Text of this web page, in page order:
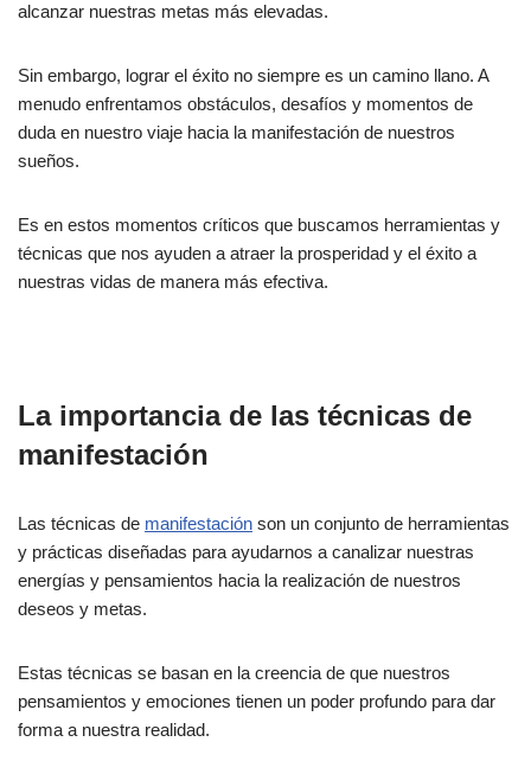
alcanzar nuestras metas más elevadas.
Sin embargo, lograr el éxito no siempre es un camino llano. A
menudo enfrentamos obstáculos, desafíos y momentos de
duda en nuestro viaje hacia la manifestación de nuestros
sueños.
Es en estos momentos críticos que buscamos herramientas y
técnicas que nos ayuden a atraer la prosperidad y el éxito a
nuestras vidas de manera más efectiva.
La importancia de las técnicas de
manifestación
Las técnicas de manifestación son un conjunto de herramientas
y prácticas diseñadas para ayudarnos a canalizar nuestras
energías y pensamientos hacia la realización de nuestros
deseos y metas.
Estas técnicas se basan en la creencia de que nuestros
pensamientos y emociones tienen un poder profundo para dar
forma a nuestra realidad.